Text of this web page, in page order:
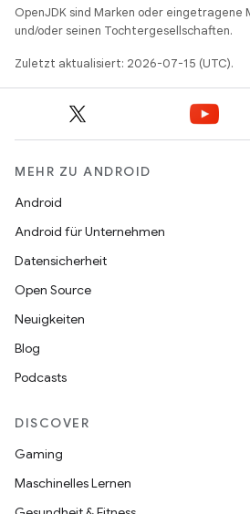
OpenJDK sind Marken oder eingetragene
und/oder seinen Tochtergesellschaften.
Zuletzt aktualisiert: 2026-07-15 (UTC).
MEHR ZU ANDROID
Android
Android für Unternehmen
Datensicherheit
Open Source
Neuigkeiten
Blog
Podcasts
DISCOVER
Gaming
Maschinelles Lernen